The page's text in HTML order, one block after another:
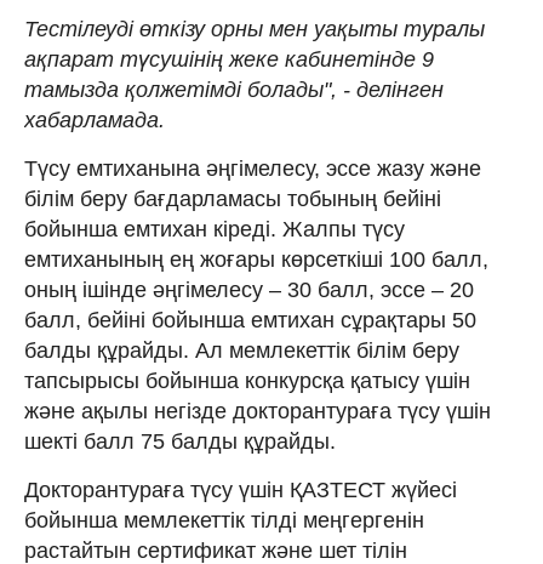
Тестілеуді өткізу орны мен уақыты туралы
ақпарат түсушінің жеке кабинетінде 9
тамызда қолжетімді болады", - делінген
хабарламада.
Түсу емтиханына әңгімелесу, эссе жазу және
білім беру бағдарламасы тобының бейіні
бойынша емтихан кіреді. Жалпы түсу
емтиханының ең жоғары көрсеткіші 100 балл,
оның ішінде әңгімелесу – 30 балл, эссе – 20
балл, бейіні бойынша емтихан сұрақтары 50
балды құрайды. Ал мемлекеттік білім беру
тапсырысы бойынша конкурсқа қатысу үшін
және ақылы негізде докторантураға түсу үшін
шекті балл 75 балды құрайды.
Докторантураға түсу үшін ҚАЗТЕСТ жүйесі
бойынша мемлекеттік тілді меңгергенін
растайтын сертификат және шет тілін